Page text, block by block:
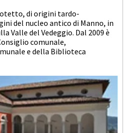
di origini tardo-
del nucleo antico di Manno, in
Valle del Vedeggio. Dal 2009 è
comunale,
e della Biblioteca